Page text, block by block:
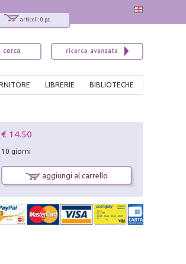
articoli: 0 pz.
BIBLIOTECHE
LIBRERIE
€ 14.50
10 giorni
aggiungi al carrello
x
nostri libri?
nostre novità, potrai
quando desideri.